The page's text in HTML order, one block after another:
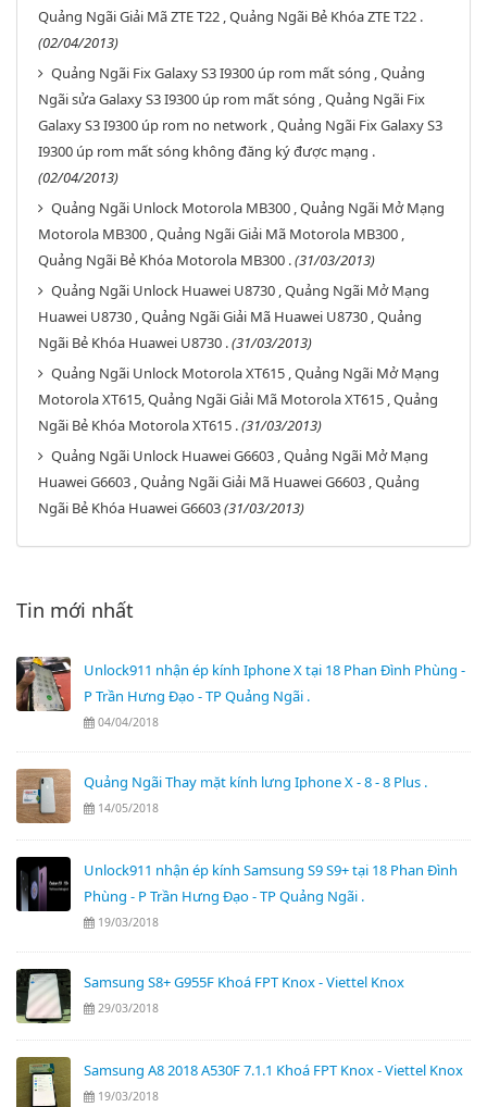
Quảng Ngãi Giải Mã ZTE T22 , Quảng Ngãi Bẻ Khóa ZTE T22 .
(02/04/2013)
Quảng Ngãi Fix Galaxy S3 I9300 úp rom mất sóng , Quảng
Ngãi sửa Galaxy S3 I9300 úp rom mất sóng , Quảng Ngãi Fix
Galaxy S3 I9300 úp rom no network , Quảng Ngãi Fix Galaxy S3
I9300 úp rom mất sóng không đăng ký được mạng .
(02/04/2013)
Quảng Ngãi Unlock Motorola MB300 , Quảng Ngãi Mở Mạng
Motorola MB300 , Quảng Ngãi Giải Mã Motorola MB300 ,
Quảng Ngãi Bẻ Khóa Motorola MB300 .(31/03/2013)
Quảng Ngãi Unlock Huawei U8730 , Quảng Ngãi Mở Mạng
Huawei U8730 , Quảng Ngãi Giải Mã Huawei U8730 , Quảng
Ngãi Bẻ Khóa Huawei U8730 .(31/03/2013)
Quảng Ngãi Unlock Motorola XT615 , Quảng Ngãi Mở Mạng
Motorola XT615, Quảng Ngãi Giải Mã Motorola XT615 , Quảng
Ngãi Bẻ Khóa Motorola XT615 .(31/03/2013)
Quảng Ngãi Unlock Huawei G6603 , Quảng Ngãi Mở Mạng
Huawei G6603 , Quảng Ngãi Giải Mã Huawei G6603 , Quảng
Ngãi Bẻ Khóa Huawei G6603(31/03/2013)
Tin mới nhất
Unlock911 nhận ép kính Iphone X tại 18 Phan Đình Phùng -
P Trần Hưng Đạo - TP Quảng Ngãi .
04/04/2018
Quảng Ngãi Thay mặt kính lưng Iphone X - 8 - 8 Plus .
14/05/2018
Unlock911 nhận ép kính Samsung S9 S9+ tại 18 Phan Đình
Phùng - P Trần Hưng Đạo - TP Quảng Ngãi .
19/03/2018
Samsung S8+ G955F Khoá FPT Knox - Viettel Knox
29/03/2018
Samsung A8 2018 A530F 7.1.1 Khoá FPT Knox - Viettel Knox
19/03/2018